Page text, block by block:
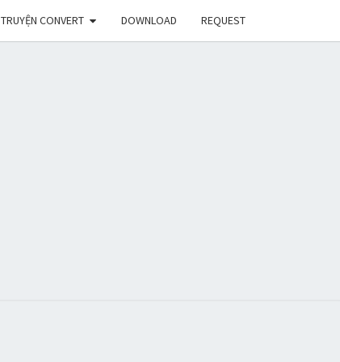
TRUYỆN CONVERT DOWNLOAD REQUEST